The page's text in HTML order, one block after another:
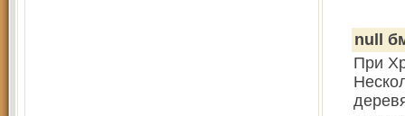
null
При